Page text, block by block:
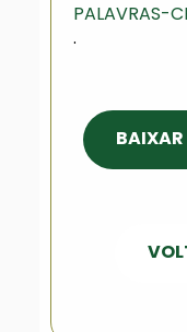
PALAVRAS-
.
BAIXAR